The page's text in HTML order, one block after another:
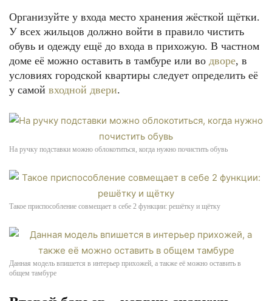
Организуйте у входа место хранения жёсткой щётки.
У всех жильцов должно войти в правило чистить
обувь и одежду ещё до входа в прихожую. В частном
доме её можно оставить в тамбуре или во дворе, в
условиях городской квартиры следует определить её
у самой входной двери.
На ручку подставки можно облокотиться, когда нужно почистить обувь
Такое приспособление совмещает в себе 2 функции: решётку и щётку
Данная модель впишется в интерьер прихожей, а также её можно оставить в
общем тамбуре